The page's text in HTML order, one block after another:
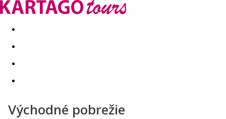
Last minute Dovolenkové kluby
Východné pobrežie